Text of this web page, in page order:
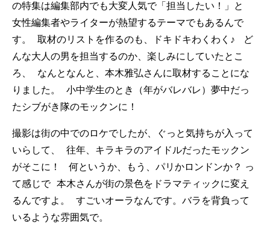
の特集は編集部内でも大変人気で「担当したい！」と
女性編集者やライターが熱望するテーマでもあるんで
す。 取材のリストを作るのも、ドキドキわくわく♪ ど
んな大人の男を担当するのか、楽しみにしていたとこ
ろ、 なんとなんと、本木雅弘さんに取材することにな
りました。 小中学生のとき（年がバレバレ）夢中だっ
たシブがき隊のモックンに！
撮影は街の中でのロケでしたが、ぐっと気持ちが入って
いらして、 往年、キラキラのアイドルだったモックン
がそこに！ 何というか、もう、パリかロンドンか？ っ
て感じで 本木さんが街の景色をドラマティックに変え
るんですよ。 すごいオーラなんです。バラを背負って
いるような雰囲気で。